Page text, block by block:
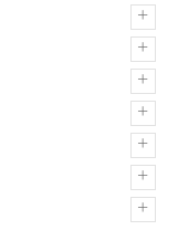
+
+
+
+
+
+
+